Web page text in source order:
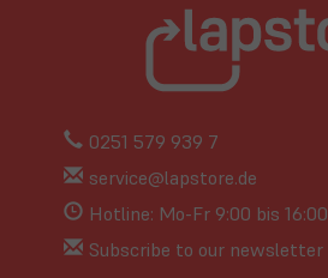
0251 579 939 7
service@lapstore.de
Hotline: Mo-Fr 9:00 bis 16:00
Subscribe to our newsletter